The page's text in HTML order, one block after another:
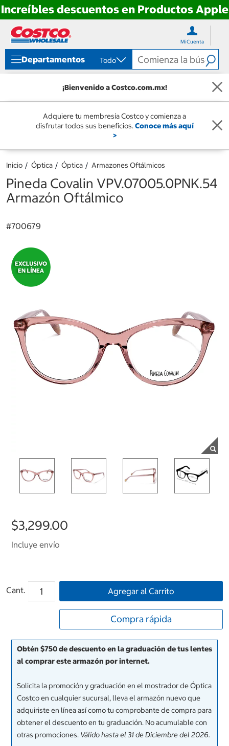
Increíbles descuentos en Productos Apple
directo
contenido
directo
menú
navegación
Mi Cuenta
Departamentos Todo
¡Bienvenido a Costco.com.mx!
Adquiere tu membresía Costco y comienza a
disfrutar todos sus beneficios.Conoce más aquí
>
Inicio Óptica Óptica Armazones Oftálmicos
Pineda Covalin VPV.07005.0PNK.54
Armazón Oftálmico
#700679
$3,299.00
Incluye envío
Cant. Agregar al Carrito
Compra rápida
Obtén $750 de descuento en la graduación de tus lentes
al comprar este armazón por internet.
Solicita la promoción y graduación en el mostrador de Óptica
Costco en cualquier sucursal, lleva el armazón nuevo que
adquiriste en línea así como tu comprobante de compra para
obtener el descuento en tu graduación. No acumulable con
otras promociones. Válido hasta el 31 de Diciembre del 2026.